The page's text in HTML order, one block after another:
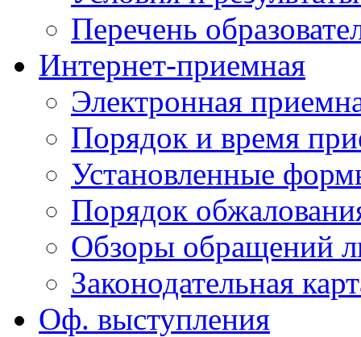
Перечень
Интернет-приемная
Электронная
Порядок и время
Установленные
Порядок
Обзоры обращений
Законодательная
Оф. выступления